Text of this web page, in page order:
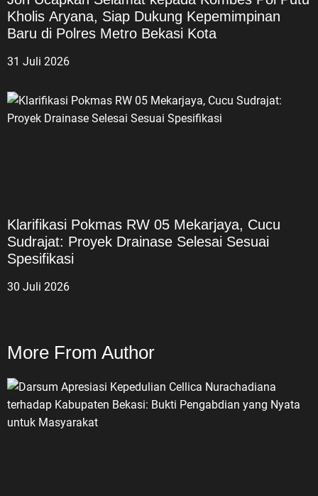
Kholis Aryana, Siap Dukung Kepemimpinan
Baru di Polres Metro Bekasi Kota
31 Juli 2026
Klarifikasi Pokmas RW 05 Mekarjaya, Cucu
Sudrajat: Proyek Drainase Selesai Sesuai
Spesifikasi
30 Juli 2026
More From Author